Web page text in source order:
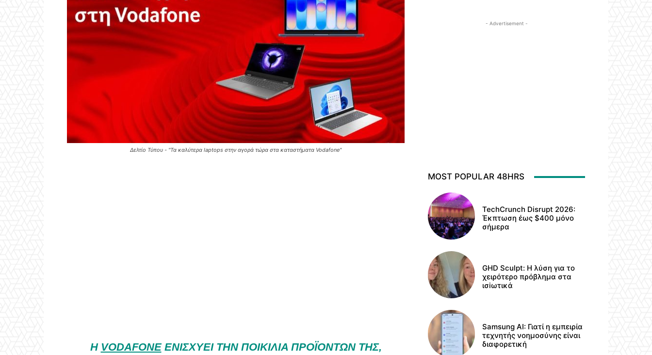
Δελτίο Τύπου - "Τα καλύτερα laptops στην αγορά τώρα στα καταστήματα Vodafone"
Η VODAFONEΕΝΙΣΧΎΕΙ ΤΗΝ ΠΟΙΚΙΛΊΑ ΠΡΟΪΌΝΤΩΝ ΤΗΣ,
- Advertisement -
MOST POPULAR 48HRS
TechCrunch Disrupt 2026:
Έκπτωση έως $400 μόνο
σήμερα
GHD Sculpt: Η λύση για το
χειρότερο πρόβλημα στα
ισiωτικά
Samsung AI: Γιατί η εμπειρία
τεχνητής νοημοσύνης είναι
διαφορετική